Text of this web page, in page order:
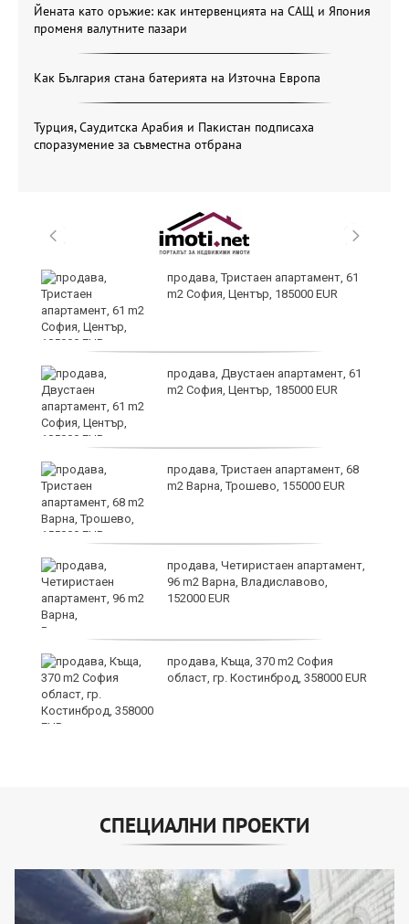
Йената като оръжие: как интервенцията на САЩ и Япония
променя валутните пазари
Как България стана батерията на Източна Европа
Турция, Саудитска Арабия и Пакистан подписаха
споразумение за съвместна отбрана
продава, Тристаен апартамент, 61
m2 София, Център, 185000 EUR
продава, Двустаен апартамент, 61
m2 София, Център, 185000 EUR
продава, Тристаен апартамент, 68
m2 Варна, Трошево, 155000 EUR
продава, Четиристаен апартамент,
96 m2 Варна, Владиславово,
152000 EUR
продава, Къща, 370 m2 София
област, гр. Костинброд, 358000 EUR
СПЕЦИАЛНИ ПРОЕКТИ